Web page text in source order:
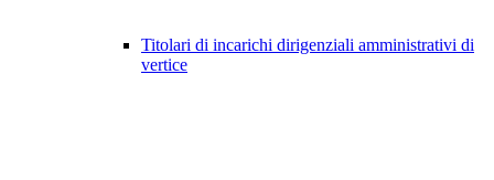
Titolari di incarichi dirigenziali amministrativi di
vertice